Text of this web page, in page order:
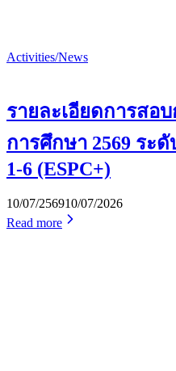
Activities/News
รายละเอียดการสอ
การศึกษา 2569 ระ
1-6 (ESPC+)
10/07/256910/07/2026
Read more